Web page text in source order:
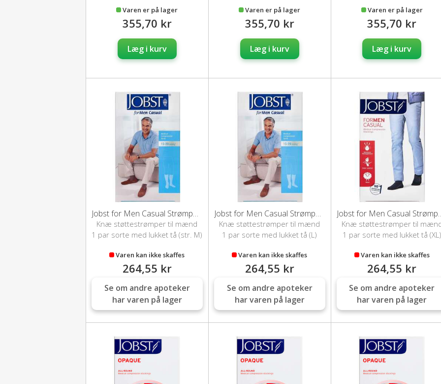
Varen er på lager
355,70 kr
Læg i kurv
Varen er på lager
355,70 kr
Læg i kurv
Varen er på lager
355,70 kr
Læg i kurv
Jobst for Men Casual Strømper (M)
Knæ støttestrømper til mænd
1 par sorte med lukket tå (str. M)
Varen kan ikke skaffes
264,55 kr
Se om andre apoteker
har varen på lager
Jobst for Men Casual Strømper (L)
Knæ støttestrømper til mænd
1 par sorte med lukket tå (L)
Varen kan ikke skaffes
264,55 kr
Se om andre apoteker
har varen på lager
Jobst for
Knæ støttestrømper til
1 par sorte med lukket tå (XL)
Varen kan ikke skaffes
264,55 kr
Se om andre apoteker
har varen på lager